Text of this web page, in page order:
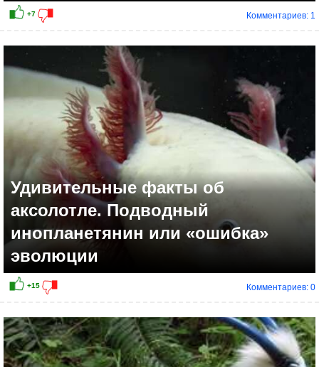
+4
Комментариев: 1
Удивительные факты об
аксолотле. Подводный
инопланетянин или «ошибка»
эволюции
Комментариев: 0